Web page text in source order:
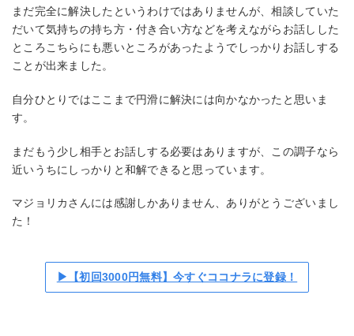
まだ完全に解決したというわけではありませんが、相談していた
だいて気持ちの持ち方・付き合い方などを考えながらお話しした
ところこちらにも悪いところがあったようでしっかりお話しする
ことが出来ました。
自分ひとりではここまで円滑に解決には向かなかったと思いま
す。
まだもう少し相手とお話しする必要はありますが、この調子なら
近いうちにしっかりと和解できると思っています。
マジョリカさんには感謝しかありません、ありがとうございまし
た！
▶【初回3000円無料】今すぐココナラに登録！